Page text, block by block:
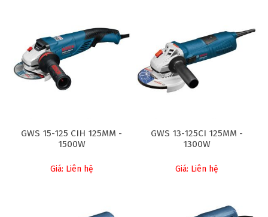
GWS 15-125 CIH 125MM -
1500W
Giá: Liên hệ
GWS 13-125CI 125MM -
1300W
Giá: Liên hệ